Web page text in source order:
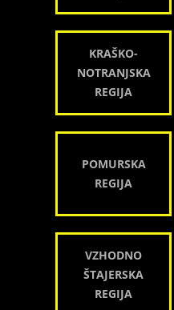
KRAŠKO-
NOTRANJSKA
REGIJA
POMURSKA
REGIJA
VZHODNO
ŠTAJERSKA
REGIJA